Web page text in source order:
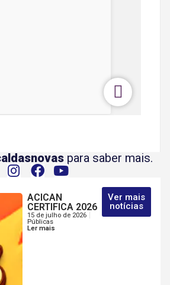
para saber mais.
ACICAN
CERTIFICA 2026
15 de julho de 2026
Públicas
Ler mais
Ver mais
notícias